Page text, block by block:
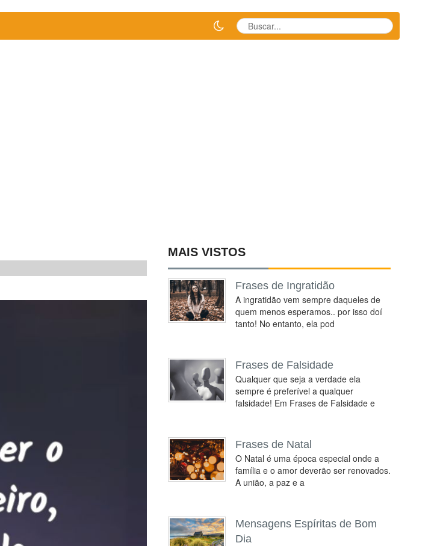
MAIS VISTOS
Frases de Ingratidão
A ingratidão vem sempre daqueles de
quem menos esperamos.. por isso doí
tanto! No entanto, ela pod
Frases de Falsidade
Qualquer que seja a verdade ela
sempre é preferível a qualquer
falsidade! Em Frases de Falsidade e
Frases de Natal
O Natal é uma época especial onde a
família e o amor deverão ser renovados.
A união, a paz e a
Mensagens Espíritas de Bom
Dia